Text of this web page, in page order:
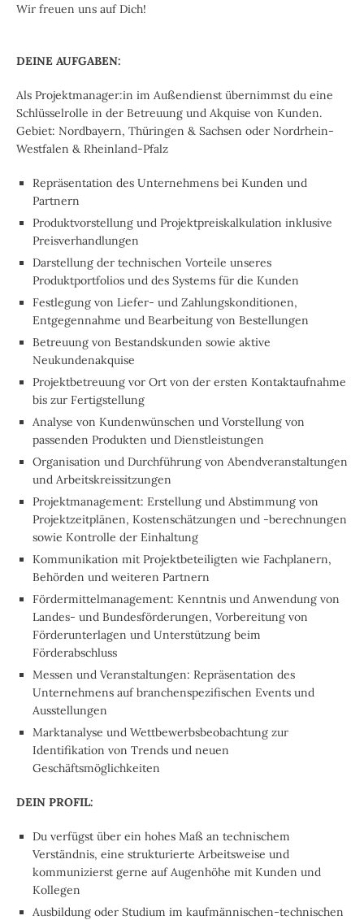
Wir freuen uns auf Dich!
DEINE AUFGABEN:
Als Projektmanager:in im Außendienst übernimmst du eine
Schlüsselrolle in der Betreuung und Akquise von Kunden.
Gebiet: Nordbayern, Thüringen & Sachsen oder Nordrhein-
Westfalen & Rheinland-Pfalz
Repräsentation des Unternehmens bei Kunden und
Partnern
Produktvorstellung und Projektpreiskalkulation inklusive
Preisverhandlungen
Darstellung der technischen Vorteile unseres
Produktportfolios und des Systems für die Kunden
Festlegung von Liefer- und Zahlungskonditionen,
Entgegennahme und Bearbeitung von Bestellungen
Betreuung von Bestandskunden sowie aktive
Neukundenakquise
Projektbetreuung vor Ort von der ersten Kontaktaufnahme
bis zur Fertigstellung
Analyse von Kundenwünschen und Vorstellung von
passenden Produkten und Dienstleistungen
Organisation und Durchführung von Abendveranstaltungen
und Arbeitskreissitzungen
Projektmanagement: Erstellung und Abstimmung von
Projektzeitplänen, Kostenschätzungen und -berechnungen
sowie Kontrolle der Einhaltung
Kommunikation mit Projektbeteiligten wie Fachplanern,
Behörden und weiteren Partnern
Fördermittelmanagement: Kenntnis und Anwendung von
Landes- und Bundesförderungen, Vorbereitung von
Förderunterlagen und Unterstützung beim
Förderabschluss
Messen und Veranstaltungen: Repräsentation des
Unternehmens auf branchenspezifischen Events und
Ausstellungen
Marktanalyse und Wettbewerbsbeobachtung zur
Identifikation von Trends und neuen
Geschäftsmöglichkeiten
DEIN PROFIL:
Du verfügst über ein hohes Maß an technischem
Verständnis, eine strukturierte Arbeitsweise und
kommunizierst gerne auf Augenhöhe mit Kunden und
Kollegen
Ausbildung oder Studium im kaufmännischen-technischen